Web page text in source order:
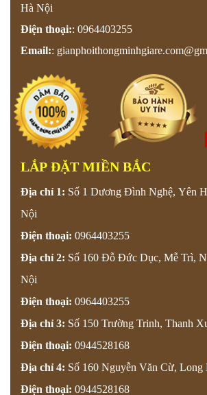
Hà Nội
Điện thoại:: 0964403255
Email::
LẮP ĐẶT MIỀN BẮC
Địa chỉ 1: Số 1 Dương Đình Nghệ, Yên
Nội
Điện thoại: 0964403255
Địa chỉ 2: Số 160 Đỗ Đức Dục, Mễ Trì,
Nội
Điện thoại: 0964403255
Địa chỉ 3: Số 150 Trường Trinh, Thanh
Điện thoại: 0944528168
Địa chỉ 4: Số 160 Nguyễn Văn Cừ, Long
Điện thoại: 0944528168